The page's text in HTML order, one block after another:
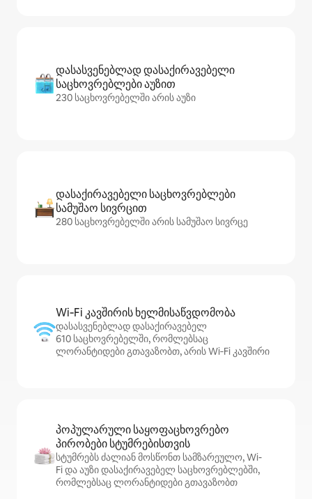
დასასვენებლად დასაქირავებელი
საცხოვრებლები აუზით
230 საცხოვრებელში არის აუზი
დასაქირავებელი საცხოვრებლები
სამუშაო სივრცით
280 საცხოვრებელში არის სამუშაო სივრცე
Wi‑Fi კავშირის ხელმისაწვდომობა
დასასვენებლად დასაქირავებელ
610 საცხოვრებელში, რომლებსაც
ლორანტიდები გთავაზობთ, არის Wi‑Fi კავშირი
პოპულარული საყოფაცხოვრებო
პირობები სტუმრებისთვის
სტუმრებს ძალიან მოსწონთ სამზარეულო, Wi-
Fi და აუზი დასაქირავებელ საცხოვრებლებში,
რომლებსაც ლორანტიდები გთავაზობთ